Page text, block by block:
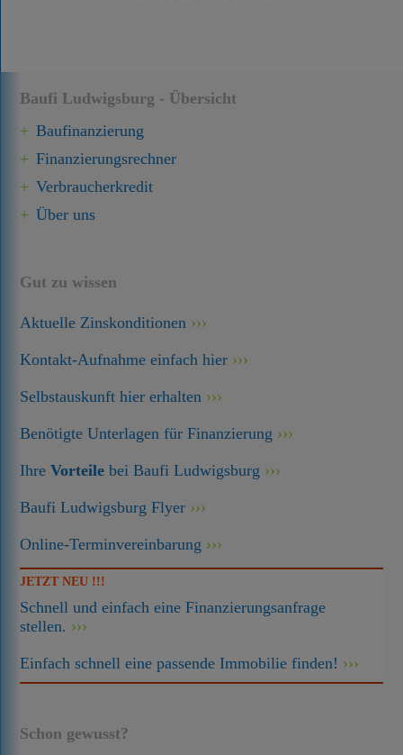
Baufi Ludwigsburg - Übersicht
Baufinanzierung
Finanzierungsrechner
Verbraucherkredit
Über uns
Gut zu wissen
Aktuelle Zinskonditionen
Kontakt-Aufnahme einfach hier
Selbstauskunft hier erhalten
Benötigte Unterlagen für Finanzierung
IhreVorteile bei Baufi Ludwigsburg
Baufi Ludwigsburg Flyer
Online-Terminvereinbarung
JETZT NEU !!!
Schnell und einfach eine Finanzierungsanfrage
stellen.
Einfach schnell eine passende Immobilie finden!
Schon gewusst?